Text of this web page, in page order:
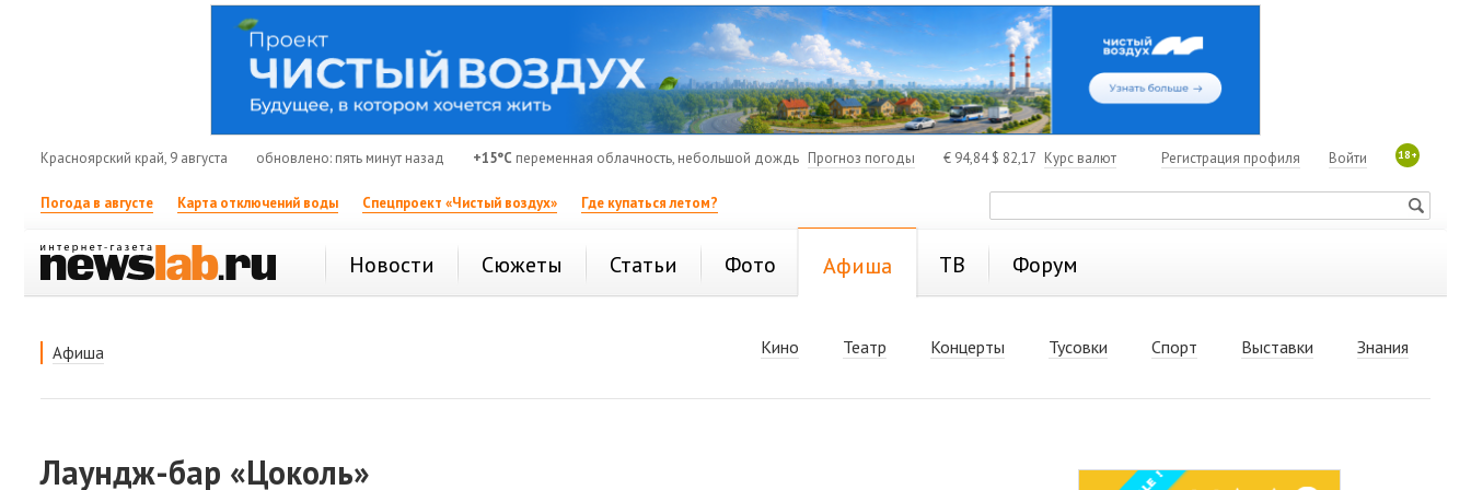
Красноярский край, 9 августа обновлено: пять минут назад +15°C переменная облачность, небольшой дождь Прогноз погоды € 94,84$ 82,17 Курс валют 18+
Войти
Регистрация профиля
Погода в августе Карта отключений воды Спецпроект «Чистый воздух» Где купаться летом?
Новости Сюжеты Статьи Фото Афиша ТВ Форум
Афиша Кино Театр Концерты Тусовки Спорт Выставки Знания
Лаундж-бар «Цоколь»